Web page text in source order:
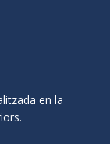
en la